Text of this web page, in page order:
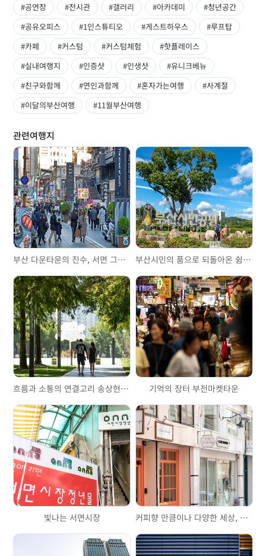
#공연장
#전시관 #갤러리 #아카데미
#청년공간
#공유오피스
#1인스튜티오 #게스트하우스
#루프탑
#카페
#커스텀 #커스텀체험
#핫플레이스
#실내여행지
#인증샷 #인생샷
#유니크베뉴
#친구와함께
#연인과함께 #혼자가는여행
#사계절
#이달의부산여행
#11월부산여행
관련여행지
부산 다운타운의 진수, 서면 그리고 삼정타워 부산시민의 품으로 되돌아온 쉼터, 부산시민공원
흐름과 소통의 연결고리 송상현광장 기억의 장터 부전마켓타운
빛나는 서면시장 커피향 만큼이나 다양한 세상, 전포카페거리와 전포공구길